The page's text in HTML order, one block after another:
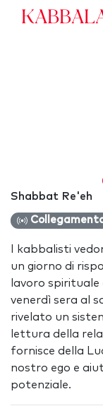
Shabbat Re'eh
I kabbalisti
un giorno di
lavoro spirituale
venerdì sera al
rivelato un
lettura della
fornisce della
nostro ego e
potenziale.